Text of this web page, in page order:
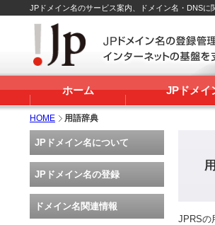
JPドメイン名のサービス案内、ドメイン名・DNSに
ホーム JPドメイ
HOME 用語辞典
JPRSの
JPドメイン名について
JPドメイン名の登録
ドメイン名関連情報